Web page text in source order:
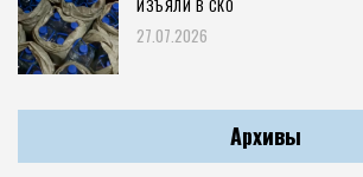
ИЗЪЯЛИ В СКО
27.07.2026
Архивы